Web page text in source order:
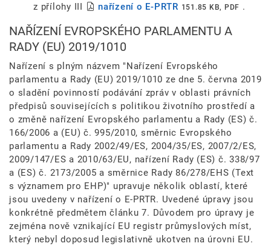
z přílohy III
nařízení o E-PRTR 151.85 KB, PDF .
NAŘÍZENÍ EVROPSKÉHO PARLAMENTU A
RADY (EU) 2019/1010
Nařízení s plným názvem "Nařízení Evropského
parlamentu a Rady (EU) 2019/1010 ze dne 5. června 2019
o sladění povinností podávání zpráv v oblasti právních
předpisů souvisejících s politikou životního prostředí a
o změně nařízení Evropského parlamentu a Rady (ES) č.
166/2006 a (EU) č. 995/2010, směrnic Evropského
parlamentu a Rady 2002/49/ES, 2004/35/ES, 2007/2/ES,
2009/147/ES a 2010/63/EU, nařízení Rady (ES) č. 338/97
a (ES) č. 2173/2005 a směrnice Rady 86/278/EHS (Text
s významem pro EHP)" upravuje několik oblastí, které
jsou uvedeny v nařízení o E-PRTR. Uvedené úpravy jsou
konkrétně předmětem článku 7. Důvodem pro úpravy je
zejména nově vznikající EU registr průmyslových míst,
který nebyl doposud legislativně ukotven na úrovni EU.